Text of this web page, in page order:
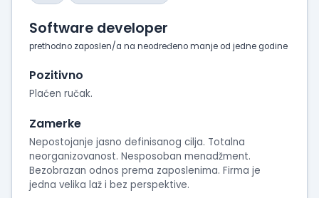
Software developer
prethodno zaposlen/a na neodređeno manje od jedne godine
Pozitivno
Plaćen ručak.
Zamerke
Nepostojanje jasno definisanog cilja. Totalna
neorganizovanost. Nesposoban menadžment.
Bezobrazan odnos prema zaposlenima. Firma je
jedna velika laž i bez perspektive.